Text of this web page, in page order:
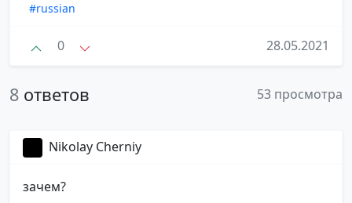
#russian
0 28.05.2021
8 ответов 53 просмотра
Nikolay Cherniy
зачем?